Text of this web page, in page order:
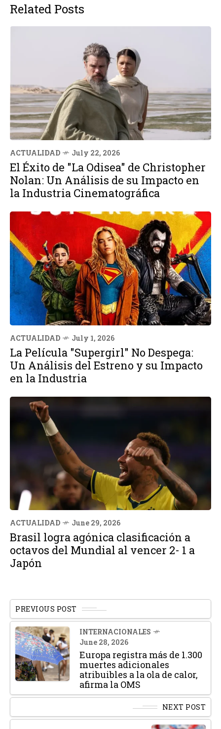
Related Posts
ACTUALIDAD July 22, 2026
El Éxito de "La Odisea" de Christopher
Nolan: Un Análisis de su Impacto en
la Industria Cinematográfica
ACTUALIDAD July 1, 2026
La Película "Supergirl" No Despega:
Un Análisis del Estreno y su Impacto
en la Industria
ACTUALIDAD June 29, 2026
Brasil logra agónica clasificación a
octavos del Mundial al vencer 2- 1 a
Japón
PREVIOUS POST
INTERNACIONALES
June 28, 2026
Europa registra más de 1.300
muertes adicionales
atribuibles a la ola de calor,
afirma la OMS
NEXT POST